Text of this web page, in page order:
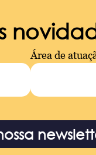
Área de